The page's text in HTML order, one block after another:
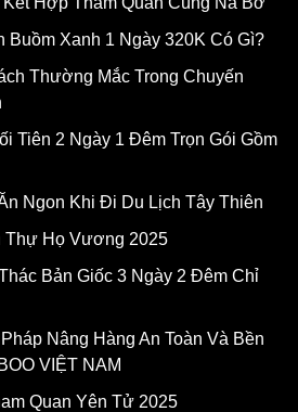
Buồm Xanh 1 Ngày 320K Có Gì?
Thường Mắc Trong Chuyến
Tiên 2 Ngày 1 Đêm Trọn Gói Gồm
Ngon Khi Đi Du Lịch Tây Thiên
Thự Họ Vương 2025
Bản Giốc 3 Ngày 2 Đêm Chỉ
Nâng Hàng An Toàn Và Bền
VIỆT NAM
Quan Yên Tử 2025